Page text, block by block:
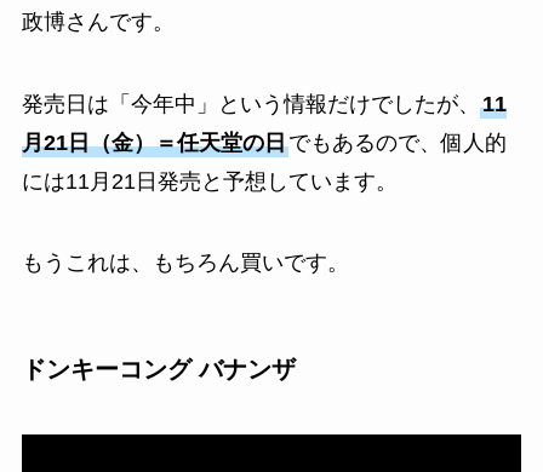
政博さんです。
発売日は「今年中」という情報だけでしたが、 11
月21日（金）＝任天堂の日でもあるので、個人的
には11月21日発売と予想しています。
もうこれは、もちろん買いです。
ドンキーコング バナンザ